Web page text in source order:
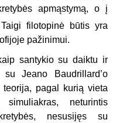
apmąstymą, o į
filotopinė būtis yra
pažinimui.
santykio su daiktu ir
Jeano Baudrillard’o
pagal kurią vieta
neturintis
nesusijęs su